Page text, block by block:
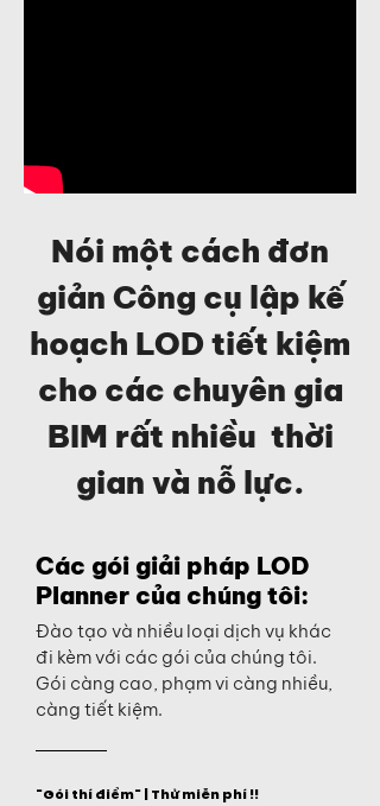
Nói một cách đơn
giản Công cụ lập kế
hoạch LOD tiết kiệm
cho các chuyên gia
BIM rất nhiều thời
gian và nỗ lực.
Các gói giải pháp LOD
Planner của chúng tôi:
Đào tạo và nhiều loại dịch vụ khác
đi kèm với các gói của chúng tôi.
Gói càng cao, phạm vi càng nhiều,
càng tiết kiệm.
"Gói thí điểm" | Thử miễn phí !!